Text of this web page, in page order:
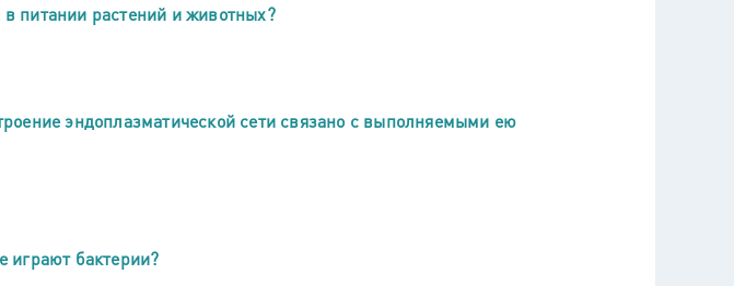
питании растений и животных?
эндоплазматической сети связано с выполняемыми ею
играют бактерии?